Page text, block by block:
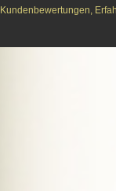
Kundenbewertungen,